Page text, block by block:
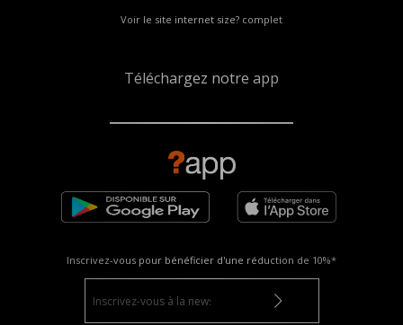
Voir le site internet size? complet
Téléchargez notre app
Inscrivez-vous pour bénéficier d'une réduction de 10%*